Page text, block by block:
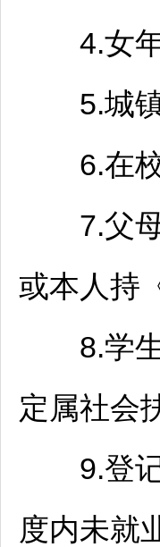
4.女年
5.城镇
6.在校
7.父母
或本人持
8.学生
定属社会
9.登记
度内未就